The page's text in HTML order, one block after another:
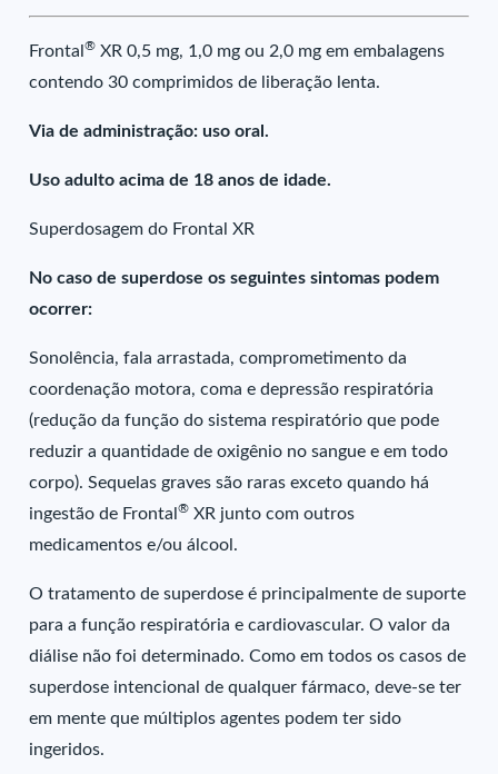
Frontal® XR 0,5 mg, 1,0 mg ou 2,0 mg em embalagens
contendo 30 comprimidos de liberação lenta.
Via de administração: uso oral.
Uso adulto acima de 18 anos de idade.
Superdosagem do Frontal XR
No caso de superdose os seguintes sintomas podem
ocorrer:
Sonolência, fala arrastada, comprometimento da
coordenação motora, coma e depressão respiratória
(redução da função do sistema respiratório que pode
reduzir a quantidade de oxigênio no sangue e em todo
corpo). Sequelas graves são raras exceto quando há
ingestão de Frontal® XR junto com outros
medicamentos e/ou álcool.
O tratamento de superdose é principalmente de suporte
para a função respiratória e cardiovascular. O valor da
diálise não foi determinado. Como em todos os casos de
superdose intencional de qualquer fármaco, deve-se ter
em mente que múltiplos agentes podem ter sido
ingeridos.